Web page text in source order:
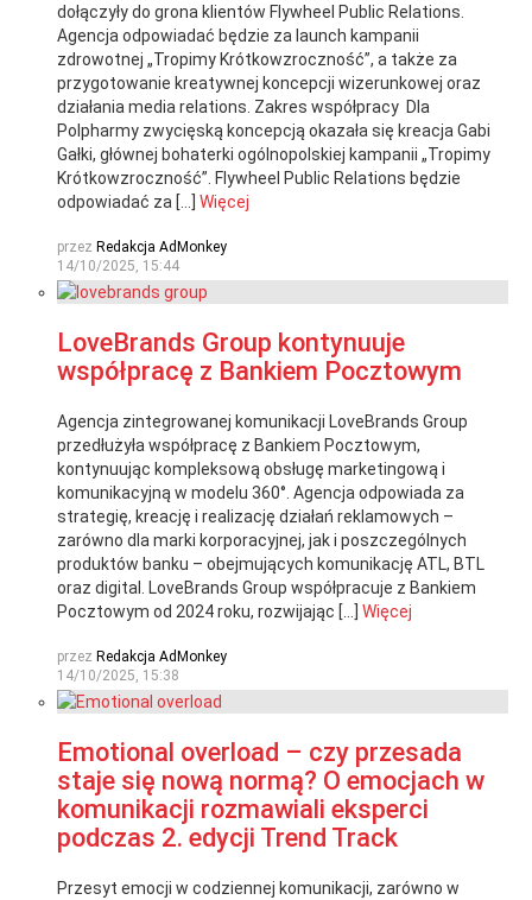
dołączyły do grona klientów Flywheel Public Relations.
Agencja odpowiadać będzie za launch kampanii
zdrowotnej „Tropimy Krótkowzroczność”, a także za
przygotowanie kreatywnej koncepcji wizerunkowej oraz
działania media relations. Zakres współpracy Dla
Polpharmy zwycięską koncepcją okazała się kreacja Gabi
Gałki, głównej bohaterki ogólnopolskiej kampanii „Tropimy
Krótkowzroczność”. Flywheel Public Relations będzie
odpowiadać za […] Więcej
przez Redakcja AdMonkey
14/10/2025, 15:44
LoveBrands Group kontynuuje
współpracę z Bankiem Pocztowym
Agencja zintegrowanej komunikacji LoveBrands Group
przedłużyła współpracę z Bankiem Pocztowym,
kontynuując kompleksową obsługę marketingową i
komunikacyjną w modelu 360°. Agencja odpowiada za
strategię, kreację i realizację działań reklamowych –
zarówno dla marki korporacyjnej, jak i poszczególnych
produktów banku – obejmujących komunikację ATL, BTL
oraz digital. LoveBrands Group współpracuje z Bankiem
Pocztowym od 2024 roku, rozwijając […] Więcej
przez Redakcja AdMonkey
14/10/2025, 15:38
Emotional overload – czy przesada
staje się nową normą? O emocjach w
komunikacji rozmawiali eksperci
podczas 2. edycji Trend Track
Przesyt emocji w codziennej komunikacji, zarówno w